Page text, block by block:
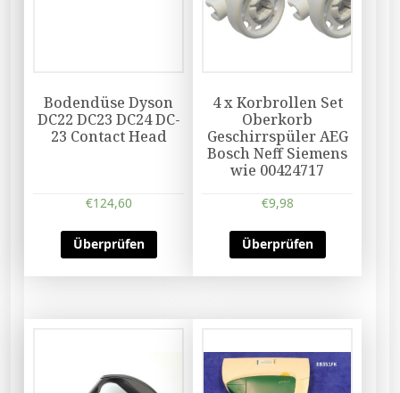
Bodendüse Dyson
DC22 DC23 DC24 DC-
23 Contact Head
€124,60
Überprüfen
4 x Korbrollen Set
Oberkorb
Geschirrspüler AEG
Bosch Neff Siemens
wie 00424717
€9,98
Überprüfen